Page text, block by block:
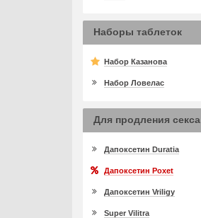
Наборы таблеток
Набор Казанова
Набор Ловелас
Для продления секса
Дапоксетин Duratia
Дапоксетин Poxet
Дапоксетин Vriligy
Super Vilitra